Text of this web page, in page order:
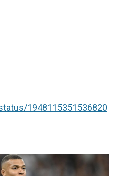
1948115351536820